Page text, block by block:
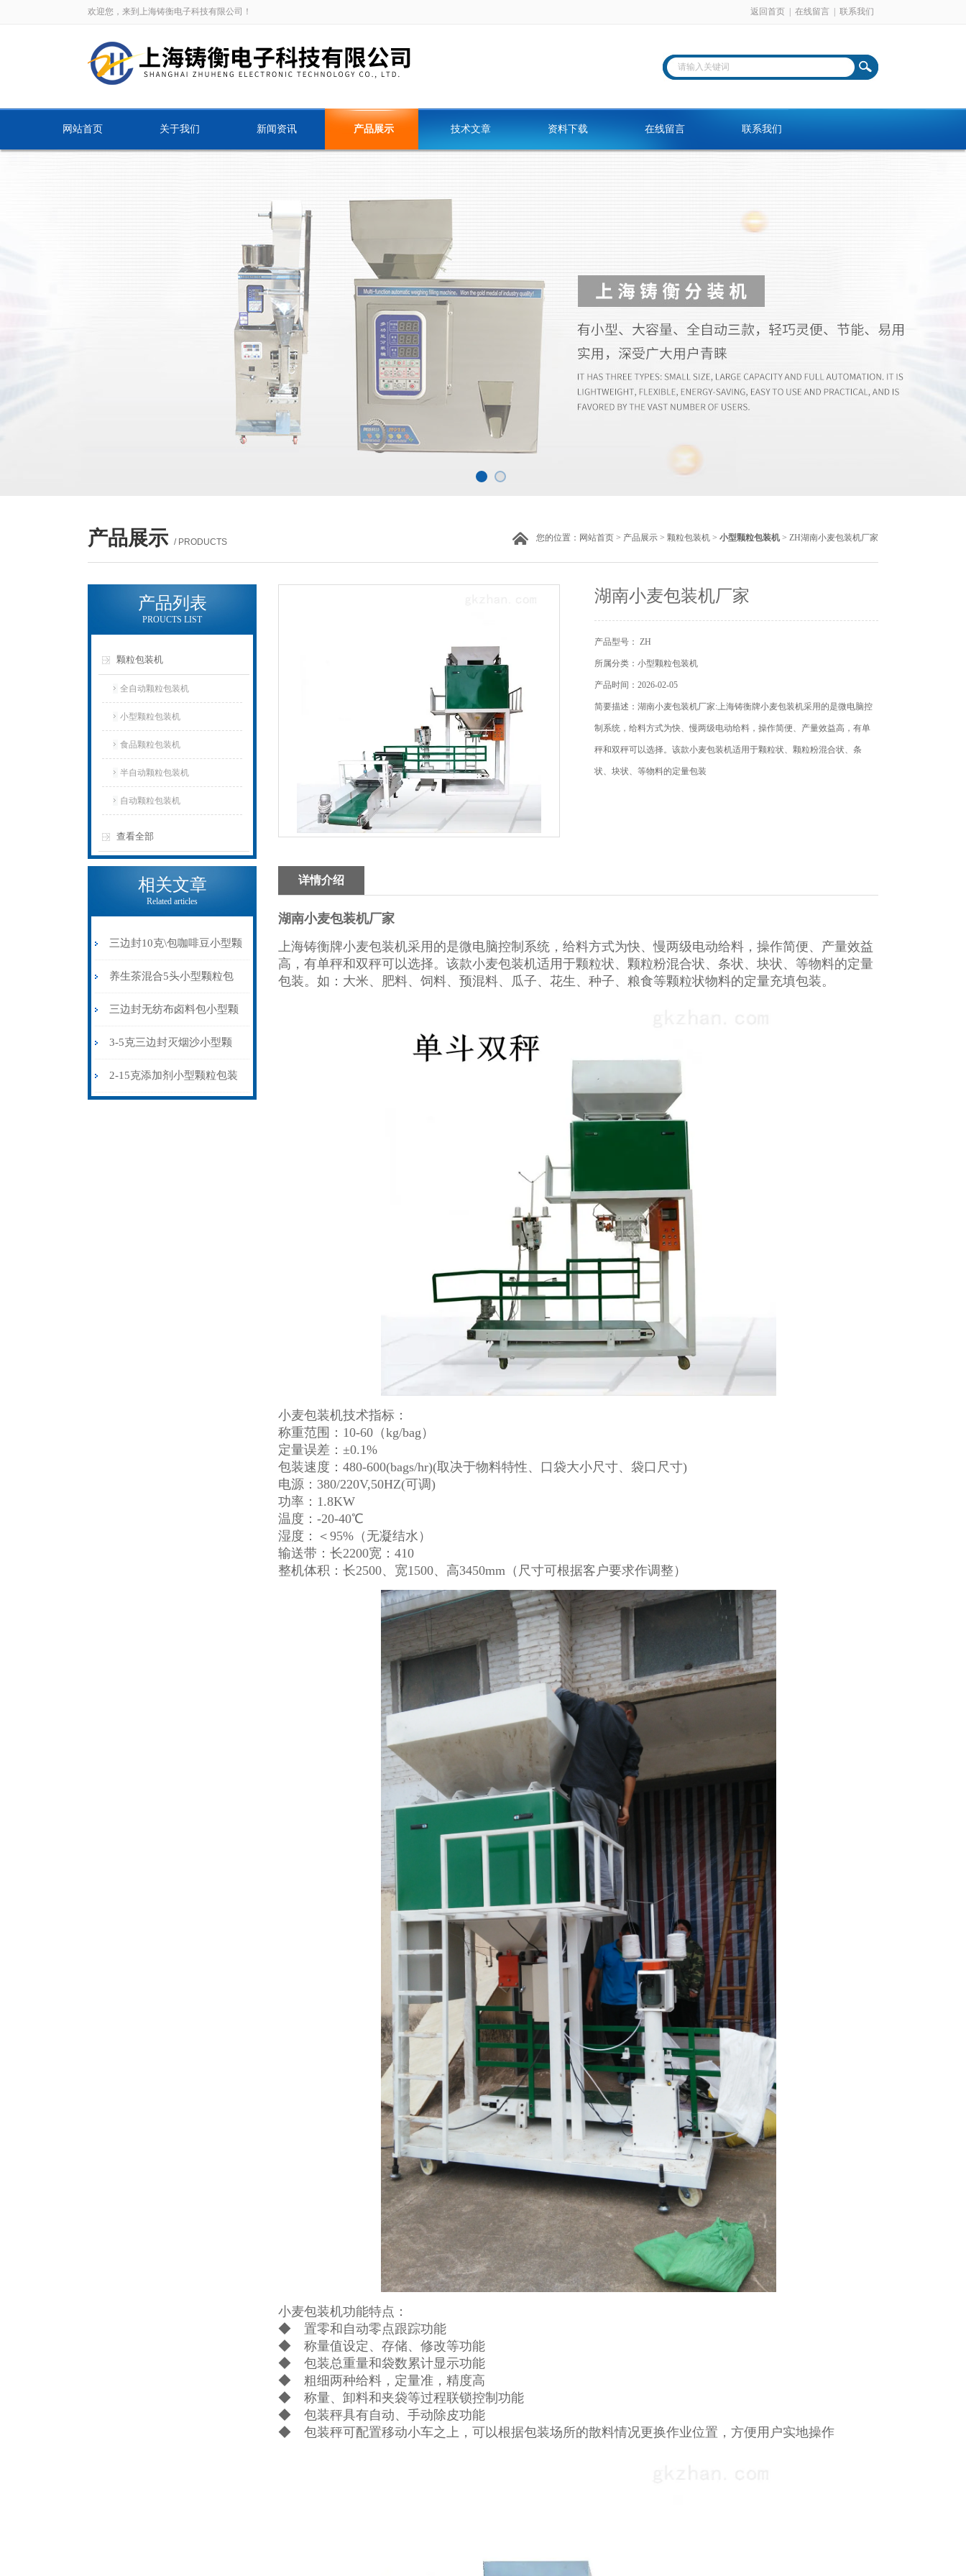
欢迎您，来到上海铸衡电子科技有限公司！ 返回首页 在线留言 联系我们
网站首页 关于我们 新闻资讯 产品展示 技术文章 资料下载 在线留言 联系我们
产品展示 / PRODUCTS 您的位置： 网站首页 > 产品展示 > 颗粒包装机 > 小型颗粒包装机 > ZH湖南小麦包装机厂家
产品列表
PROUCTS LIST
颗粒包装机
全自动颗粒包装机
小型颗粒包装机
食品颗粒包装机
半自动颗粒包装机
自动颗粒包装机
查看全部
相关文章
Related articles
三边封10克\包咖啡豆小型颗
粒包装机多少钱
养生茶混合5头小型颗粒包
装机高精度可定制
三边封无纺布卤料包小型颗
粒包装机厂家
3-5克三边封灭烟沙小型颗
粒包装机智能化
2-15克添加剂小型颗粒包装
湖南小麦包装机厂家
产品型号： ZH
所属分类：小型颗粒包装机
产品时间：2026-02-05
简要描述：湖南小麦包装机厂家:上海铸衡牌小麦包装机采用的是微电脑控
制系统，给料方式为快、慢两级电动给料，操作简便、产量效益高，有单
秤和双秤可以选择。该款小麦包装机适用于颗粒状、颗粒粉混合状、条
状、块状、等物料的定量包装
详情介绍
湖南小麦包装机厂家
上海铸衡牌小麦包装机采用的是微电脑控制系统，给料方式为快、慢两级电动给料，操作简便、产量效益
高，有单秤和双秤可以选择。该款小麦包装机适用于颗粒状、颗粒粉混合状、条状、块状、等物料的定量
包装。如：大米、肥料、饲料、预混料、瓜子、花生、种子、粮食等颗粒状物料的定量充填包装。
小麦包装机技术指标：
称重范围：10-60（kg/bag）
定量误差：±0.1%
包装速度：480-600(bags/hr)(取决于物料特性、口袋大小尺寸、袋口尺寸)
电源：380/220V,50HZ(可调)
功率：1.8KW
温度：-20-40℃
湿度：＜95%（无凝结水）
输送带：长2200宽：410
整机体积：长2500、宽1500、高3450mm（尺寸可根据客户要求作调整）
小麦包装机功能特点：
◆ 置零和自动零点跟踪功能
◆ 称量值设定、存储、修改等功能
◆ 包装总重量和袋数累计显示功能
◆ 粗细两种给料，定量准，精度高
◆ 称量、卸料和夹袋等过程联锁控制功能
◆ 包装秤具有自动、手动除皮功能
◆ 包装秤可配置移动小车之上，可以根据包装场所的散料情况更换作业位置，方便用户实地操作